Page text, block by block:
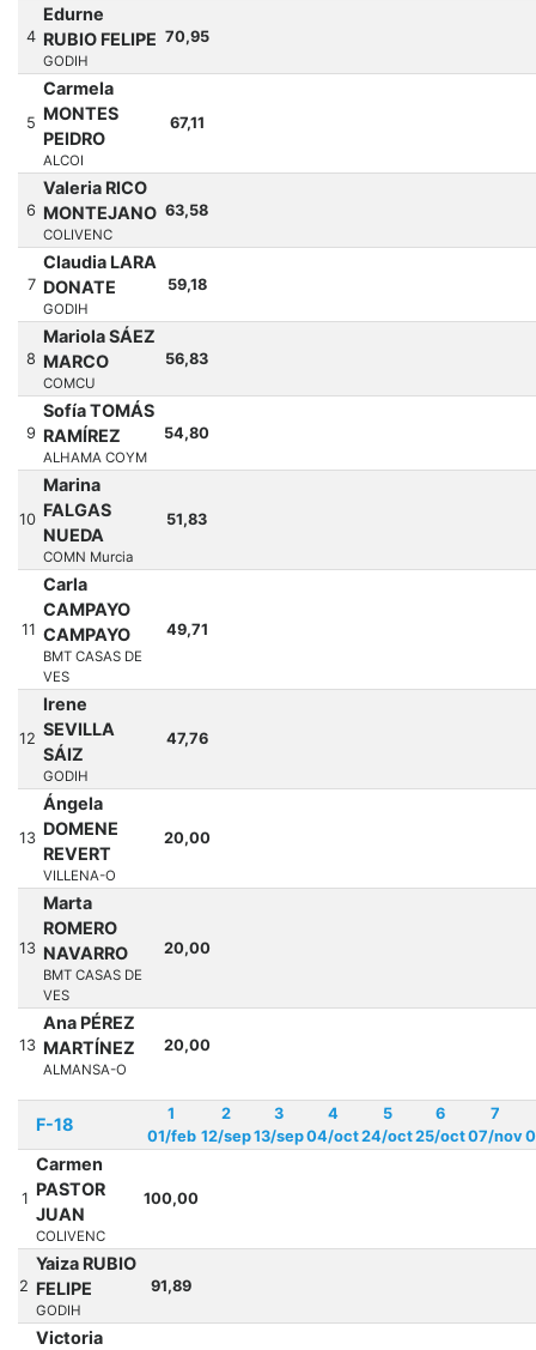
4
Edurne
RUBIO FELIPE
GODIH
70,95
5
Carmela
MONTES
PEIDRO
ALCOI
67,11
6
Valeria RICO
MONTEJANO
COLIVENC
63,58
7
Claudia LARA
DONATE
GODIH
59,18
8
Mariola SÁEZ
MARCO
COMCU
56,83
9
Sofía TOMÁS
RAMÍREZ
ALHAMA COYM
54,80
10
Marina
FALGAS
NUEDA
COMN Murcia
51,83
11
Carla
CAMPAYO
CAMPAYO
BMT CASAS DE
VES
49,71
12
Irene
SEVILLA
SÁIZ
GODIH
47,76
13
Ángela
DOMENE
REVERT
VILLENA-O
20,00
13
Marta
ROMERO
NAVARRO
BMT CASAS DE
VES
20,00
13
Ana PÉREZ
MARTÍNEZ
ALMANSA-O
20,00
F-18
1
01/feb
2
12/sep
3
13/sep
4
04/oct
5
24/oct
6
25/oct
7
07/nov
1
Carmen
PASTOR
JUAN
COLIVENC
100,00
2
Yaiza RUBIO
FELIPE
GODIH
91,89
Victoria